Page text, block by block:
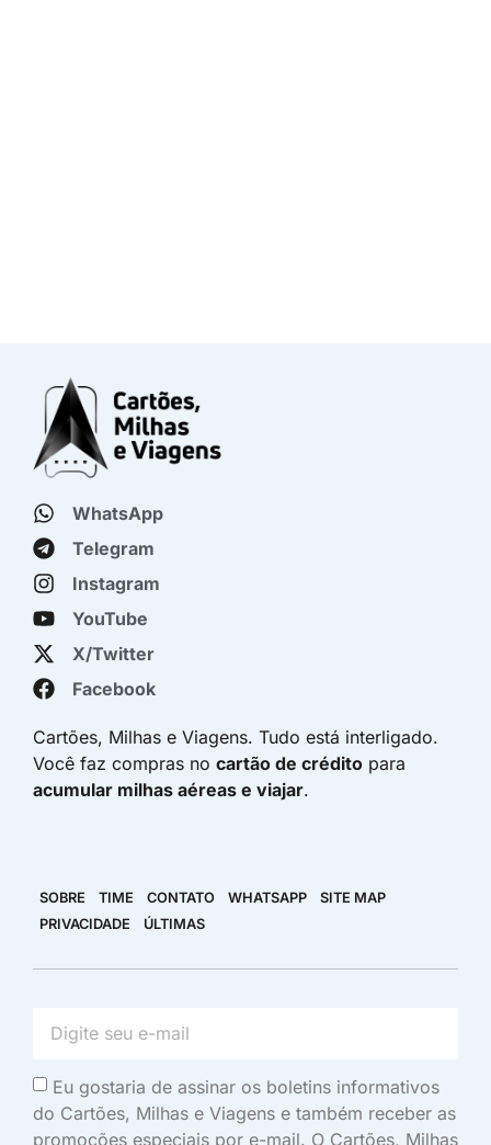
WhatsApp
Telegram
Instagram
YouTube
X/Twitter
Facebook
Cartões, Milhas e Viagens. Tudo está interligado.
Você faz compras no cartão de crédito para
acumular milhas aéreas e viajar.
SOBRE TIME CONTATO WHATSAPP
SITE MAP
PRIVACIDADE
ÚLTIMAS
Eu gostaria de assinar os boletins informativos
do Cartões, Milhas e Viagens e também receber as
promoções especiais por e-mail. O Cartões, Milhas